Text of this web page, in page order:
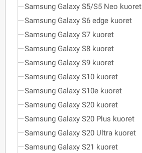
Samsung Galaxy S5/S5 Neo kuoret
Samsung Galaxy S6 edge kuoret
Samsung Galaxy S7 kuoret
Samsung Galaxy S8 kuoret
Samsung Galaxy S9 kuoret
Samsung Galaxy S10 kuoret
Samsung Galaxy S10e kuoret
Samsung Galaxy S20 kuoret
Samsung Galaxy S20 Plus kuoret
Samsung Galaxy S20 Ultra kuoret
Samsung Galaxy S21 kuoret